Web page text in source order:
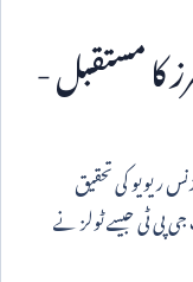
کا مستقبل -
ریویو کی تحقیق
پی ٹی جیسے ٹولز نے